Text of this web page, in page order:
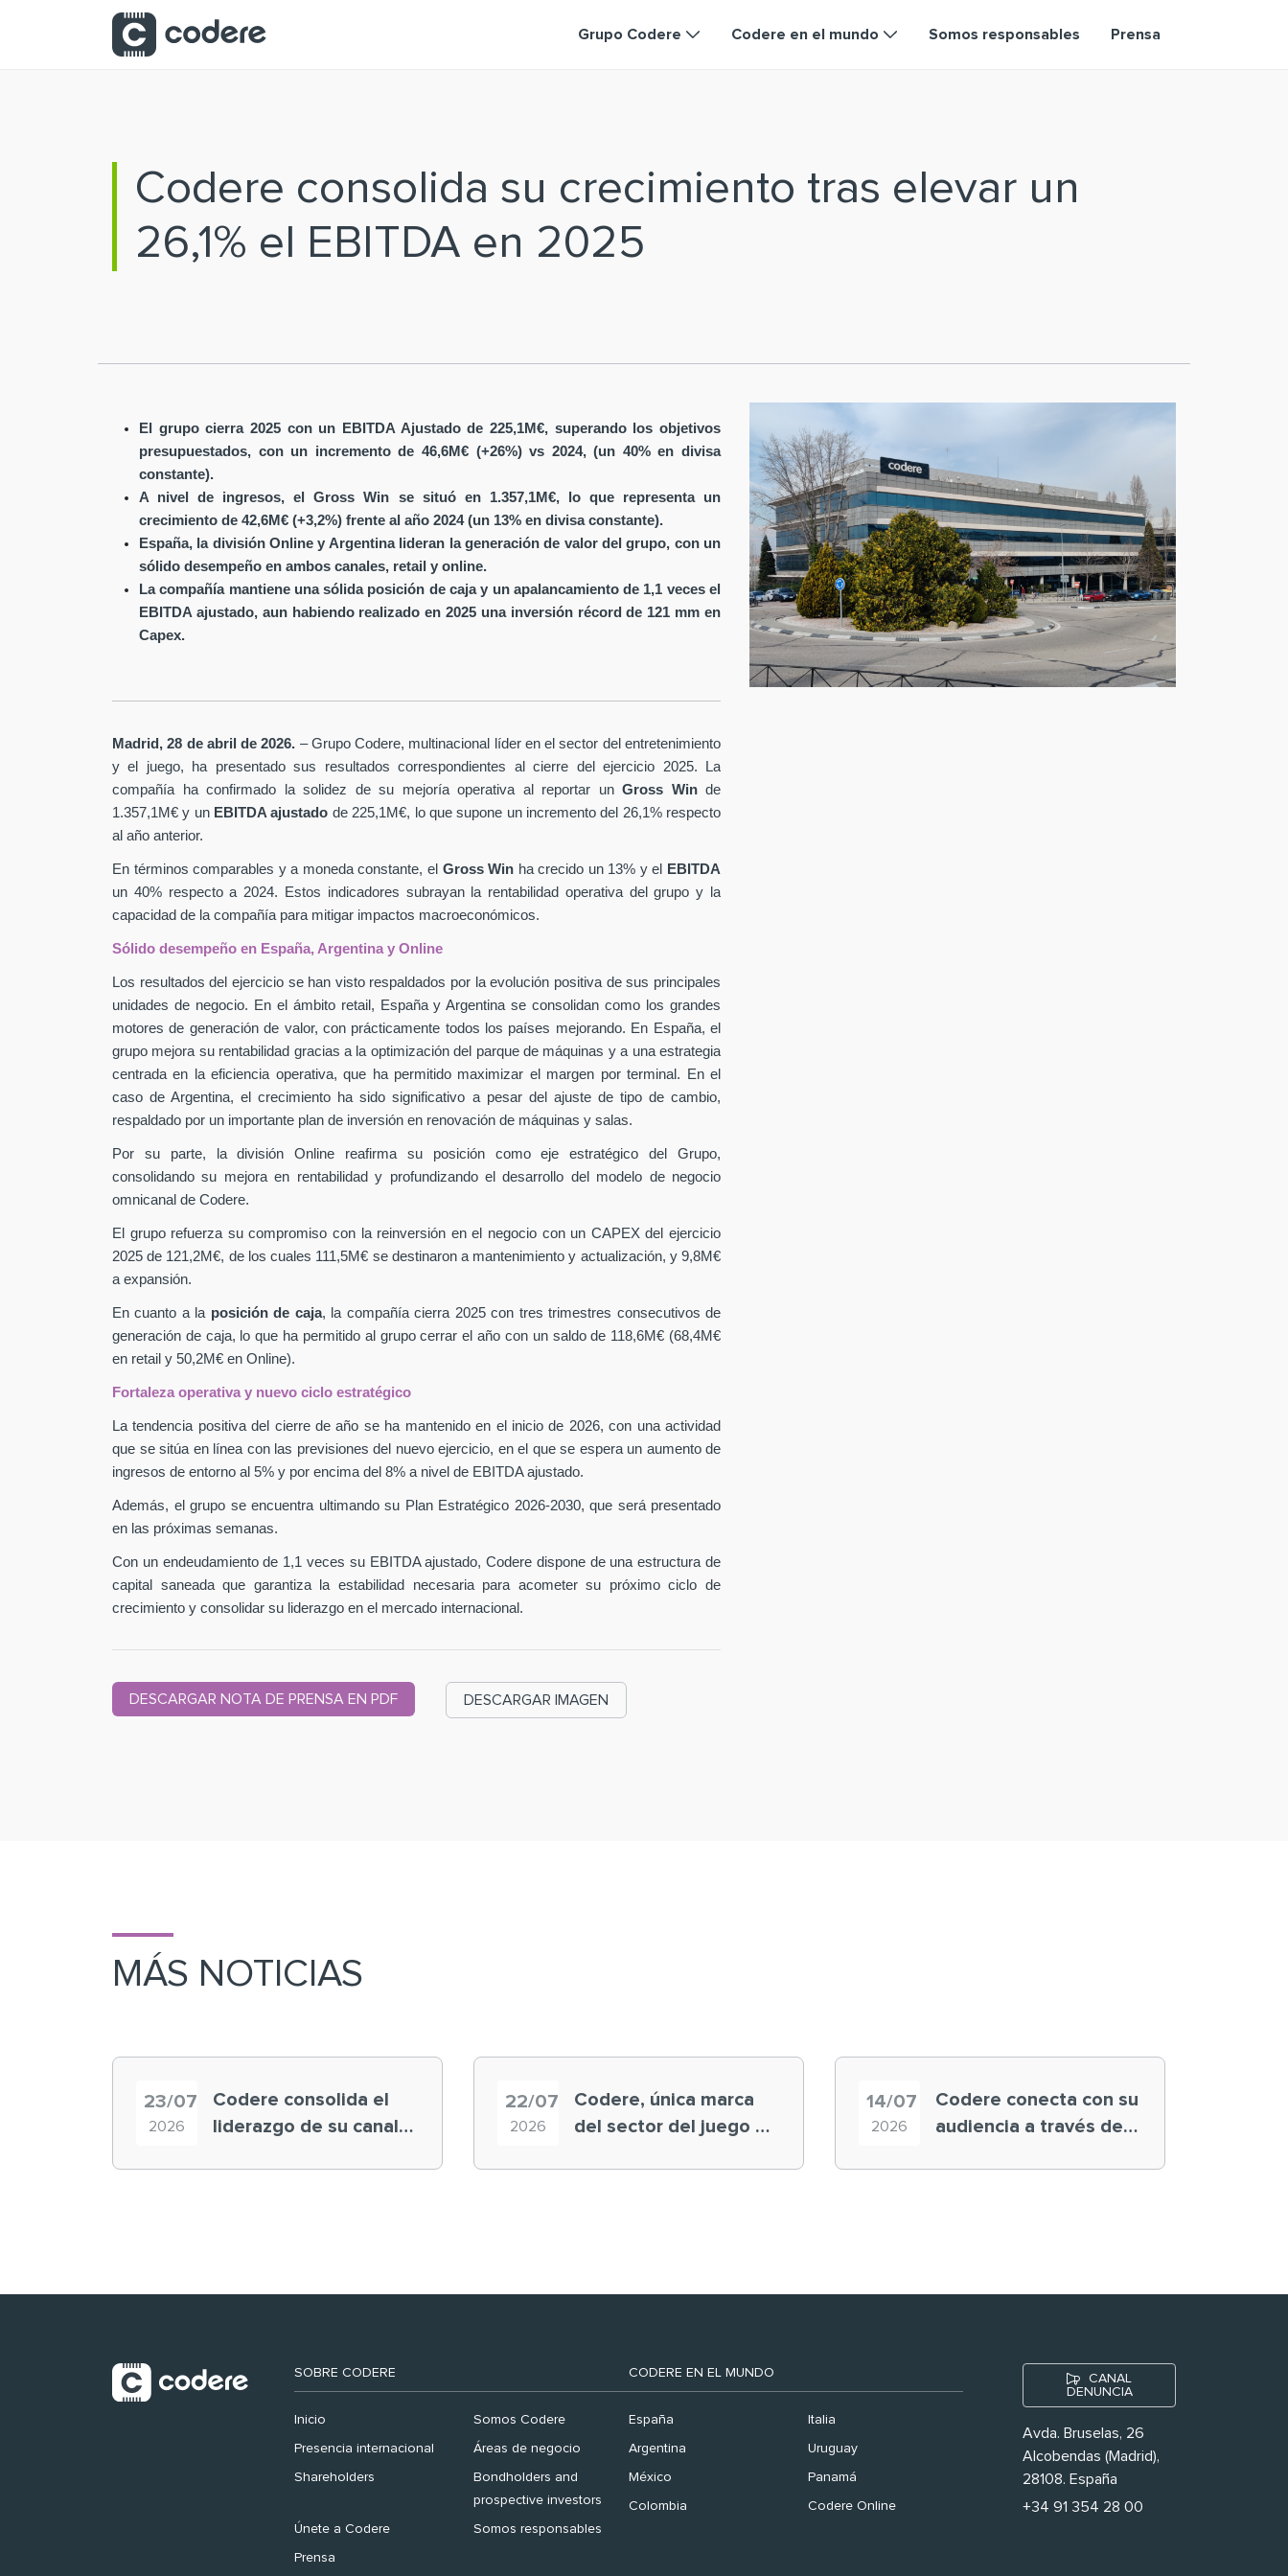
Saltar al contenido principal
Grupo Codere Codere en el mundo Somos responsables Prensa
Codere consolida su crecimiento tras elevar un
26,1% el EBITDA en 2025
El grupo cierra 2025 con un EBITDA Ajustado de 225,1M€, superando los objetivos
presupuestados, con un incremento de 46,6M€ (+26%) vs 2024, (un 40% en divisa
constante).
A nivel de ingresos, el Gross Win se situó en 1.357,1M€, lo que representa un
crecimiento de 42,6M€ (+3,2%) frente al año 2024 (un 13% en divisa constante).
España, la división Online y Argentina lideran la generación de valor del grupo, con un
sólido desempeño en ambos canales, retail y online.
La compañía mantiene una sólida posición de caja y un apalancamiento de 1,1 veces el
EBITDA ajustado, aun habiendo realizado en 2025 una inversión récord de 121 mm en
Capex.
Madrid, 28 de abril de 2026. – Grupo Codere, multinacional líder en el sector del entretenimiento
y el juego, ha presentado sus resultados correspondientes al cierre del ejercicio 2025. La
compañía ha confirmado la solidez de su mejoría operativa al reportar un Gross Win de
1.357,1M€ y un EBITDA ajustado de 225,1M€, lo que supone un incremento del 26,1% respecto
al año anterior.
En términos comparables y a moneda constante, el Gross Win ha crecido un 13% y el
EBITDA
un 40% respecto a 2024. Estos indicadores subrayan la rentabilidad operativa del grupo y la
capacidad de la compañía para mitigar impactos macroeconómicos.
Sólido desempeño en España, Argentina y Online
Los resultados del ejercicio se han visto respaldados por la evolución positiva de sus principales
unidades de negocio. En el ámbito retail, España y Argentina se consolidan como los grandes
motores de generación de valor, con prácticamente todos los países mejorando. En España, el
grupo mejora su rentabilidad gracias a la optimización del parque de máquinas y a una estrategia
centrada en la eficiencia operativa, que ha permitido maximizar el margen por terminal. En el
caso de Argentina, el crecimiento ha sido significativo a pesar del ajuste de tipo de cambio,
respaldado por un importante plan de inversión en renovación de máquinas y salas.
Por su parte, la división Online reafirma su posición como eje estratégico del Grupo,
consolidando su mejora en rentabilidad y profundizando el desarrollo del modelo de negocio
omnicanal de Codere.
El grupo refuerza su compromiso con la reinversión en el negocio con un CAPEX del ejercicio
2025 de 121,2M€, de los cuales 111,5M€ se destinaron a mantenimiento y actualización, y 9,8M€
a expansión.
En cuanto a la posición de caja, la compañía cierra 2025 con tres trimestres consecutivos de
generación de caja, lo que ha permitido al grupo cerrar el año con un saldo de 118,6M€ (68,4M€
en retail y 50,2M€ en Online).
Fortaleza operativa y nuevo ciclo estratégico
La tendencia positiva del cierre de año se ha mantenido en el inicio de 2026, con una actividad
que se sitúa en línea con las previsiones del nuevo ejercicio, en el que se espera un aumento de
ingresos de entorno al 5% y por encima del 8% a nivel de EBITDA ajustado.
Además, el grupo se encuentra ultimando su Plan Estratégico 2026-2030, que será presentado
en las próximas semanas.
Con un endeudamiento de 1,1 veces su EBITDA ajustado, Codere dispone de una estructura de
capital saneada que garantiza la estabilidad necesaria para acometer su próximo ciclo de
crecimiento y consolidar su liderazgo en el mercado internacional.
DESCARGAR NOTA DE PRENSA EN PDF DESCARGAR IMAGEN
MÁS NOTICIAS
23/07
2026
Codere consolida el
liderazgo de su canal
22/07
2026
Codere, única marca
del sector del juego en
14/07
2026
Codere conecta con su
audiencia a través de
SOBRE CODERE
Inicio Somos Codere
Presencia internacional Áreas de negocio
Shareholders
Bondholders and
prospective investors
Únete a Codere Somos responsables
Prensa
CODERE EN EL MUNDO
España Italia
Argentina Uruguay
México Panamá
Colombia Codere Online
CANAL
DENUNCIA
Avda. Bruselas, 26
Alcobendas (Madrid),
28108. España
+34 91 354 28 00